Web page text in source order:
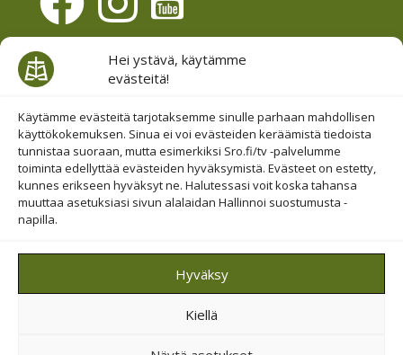
Hei ystävä, käytämme
evästeitä!
Käytämme evästeitä tarjotaksemme sinulle parhaan mahdollisen
käyttökokemuksen. Sinua ei voi evästeiden keräämistä tiedoista
tunnistaa suoraan, mutta esimerkiksi Sro.fi/tv -palvelumme
toiminta edellyttää evästeiden hyväksymistä. Evästeet on estetty,
kunnes erikseen hyväksyt ne. Halutessasi voit koska tahansa
muuttaa asetuksiasi sivun alalaidan Hallinnoi suostumusta -
napilla.
Hyväksy
Kiellä
Evästesuostumus
Hallinnoi evästeitä
Etsi sivuiltamme
© 2019-2026 Suomen Raamattuopiston Säätiö
Saavutettavuus huomioitu